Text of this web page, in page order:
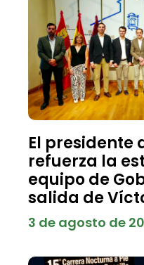
El presidente
refuerza la
equipo de
salida de
3 de agosto de